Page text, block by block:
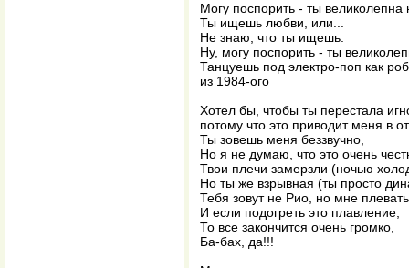
Могу поспорить - ты великолепна
Ты ищешь любви, или...
Не знаю, что ты ищешь.
Ну, могу поспорить - ты
Танцуешь под электро-поп как
из 1984-ого
Хотел бы, чтобы ты перестала
потому что это приводит меня в
Ты зовешь меня беззвучно,
Но я не думаю, что это очень
Твои плечи замерзли (ночью
Но ты же взрывная (ты просто
Тебя зовут не Рио, но мне плевать
И если подогреть это плавление,
То все закончится очень громко,
Ба-бах, да!!!